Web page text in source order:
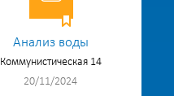
Анализ воды
Коммунистическая 14
20/11/2024